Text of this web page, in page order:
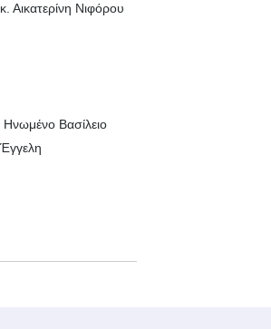
Αικατερίνη Νιφόρου
Ηνωμένο Βασίλειο